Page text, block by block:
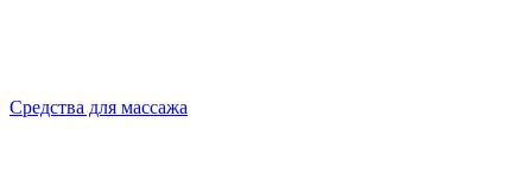
Средства для массажа